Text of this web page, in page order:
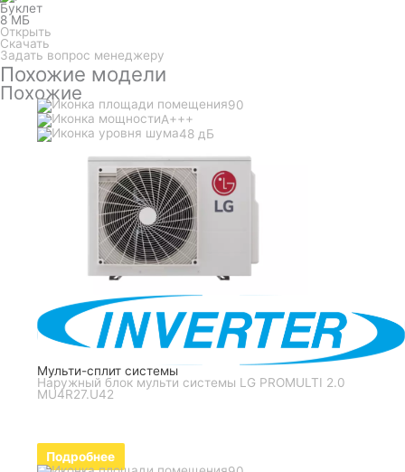
Буклет
8 МБ
Открыть
Скачать
Задать вопрос менеджеру
Похожие модели
Похожие
90
A+++
48 дБ
Мульти-сплит системы
Наружный блок мульти системы LG PROMULTI 2.0
MU4R27.U42
Подробнее